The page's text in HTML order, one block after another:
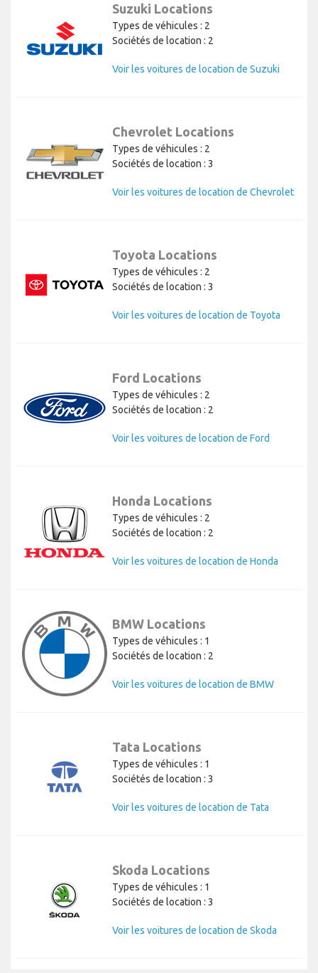
Suzuki Locations
Types de véhicules : 2
Sociétés de location : 2
Voir les voitures de location de Suzuki
Chevrolet Locations
Types de véhicules : 2
Sociétés de location : 3
Voir les voitures de location de Chevrolet
Toyota Locations
Types de véhicules : 2
Sociétés de location : 3
Voir les voitures de location de Toyota
Ford Locations
Types de véhicules : 2
Sociétés de location : 2
Voir les voitures de location de Ford
Honda Locations
Types de véhicules : 2
Sociétés de location : 2
Voir les voitures de location de Honda
BMW Locations
Types de véhicules : 1
Sociétés de location : 2
Voir les voitures de location de BMW
Tata Locations
Types de véhicules : 1
Sociétés de location : 3
Voir les voitures de location de Tata
Skoda Locations
Types de véhicules : 1
Sociétés de location : 3
Voir les voitures de location de Skoda